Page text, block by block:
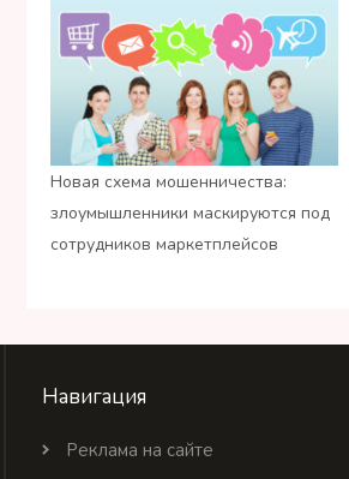
Новая схема мошенничества:
злоумышленники маскируются под
сотрудников маркетплейсов
Навигация
Реклама на сайте